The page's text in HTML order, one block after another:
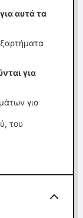
αυτά τα
για
για
του